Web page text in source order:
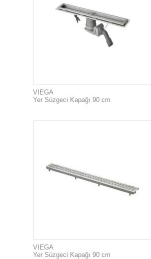
VIEGA
Yer Süzgeci Kapağı 90 cm
VIEGA
Yer Süzgeci Kapağı 90 cm